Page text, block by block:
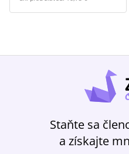
Staňte sa
a získajte